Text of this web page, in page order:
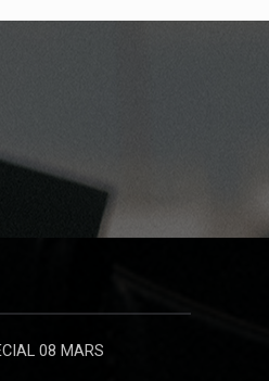
parlementaire visionnaire
période où la République
du Congo aspire à un
économique et à une
courageuse de
actuel des
08 MARS